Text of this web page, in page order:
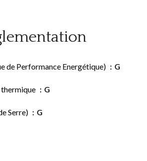
de Performance Energétique) G
G
Serre) G